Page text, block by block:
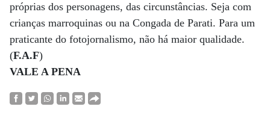
próprias dos personagens, das circunstâncias. Seja com
crianças marroquinas ou na Congada de Parati. Para um
praticante do fotojornalismo, não há maior qualidade.
(F.A.F)
VALE A PENA